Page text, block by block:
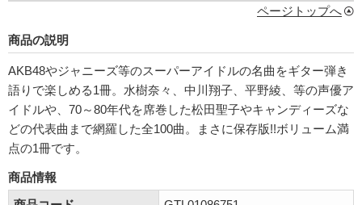
ページトップへ
商品の説明
AKB48やジャニーズ等のスーパーアイドルの名曲をギター弾き
語りで楽しめる1冊。水樹奈々、中川翔子、平野綾、等の声優ア
イドルや、70～80年代を席巻した松田聖子やキャンディーズな
どの代表曲まで網羅した全100曲。まさに保存版!!ボリューム満
点の1冊です。
商品情報